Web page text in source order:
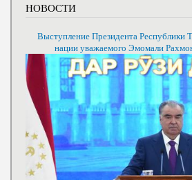
НОВОСТИ
Выступление Президента Республики
нации уважаемого Эмомали